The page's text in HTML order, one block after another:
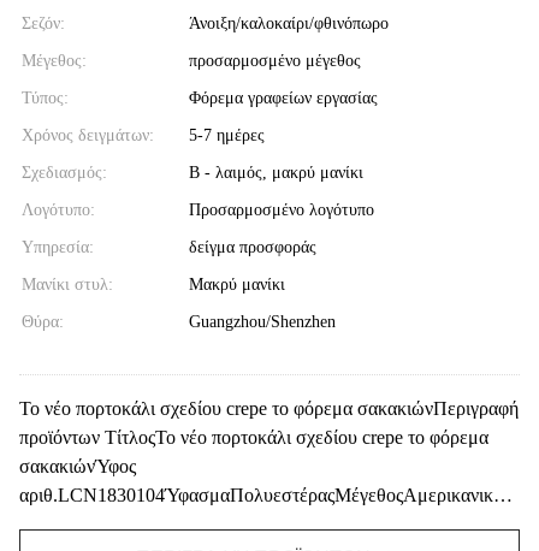
Σεζόν: Άνοιξη/καλοκαίρι/φθινόπωρο
Μέγεθος: προσαρμοσμένο μέγεθος
Τύπος: Φόρεμα γραφείων εργασίας
Χρόνος δειγμάτων: 5-7 ημέρες
Σχεδιασμός: Β - λαιμός, μακρύ μανίκι
Λογότυπο: Προσαρμοσμένο λογότυπο
Υπηρεσία: δείγμα προσφοράς
Μανίκι στυλ: Μακρύ μανίκι
Θύρα: Guangzhou/Shenzhen
Το νέο πορτοκάλι σχεδίου crepe το φόρεμα σακακιώνΠεριγραφή
προϊόντων ΤίτλοςΤο νέο πορτοκάλι σχεδίου crepe το φόρεμα
σακακιώνΎφος
αριθ.LCN1830104ΎφασμαΠολυεστέραςΜέγεθοςΑμερικανικό